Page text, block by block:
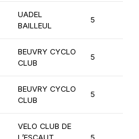
UADEL
BAILLEUL
5
BEUVRY CYCLO
CLUB
5
BEUVRY CYCLO
CLUB
5
VELO CLUB DE